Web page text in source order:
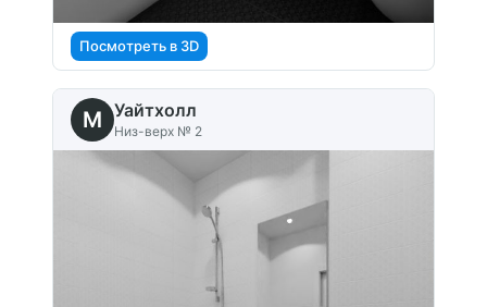
Посмотреть в 3D
M Уайтхолл
Низ-верх № 2